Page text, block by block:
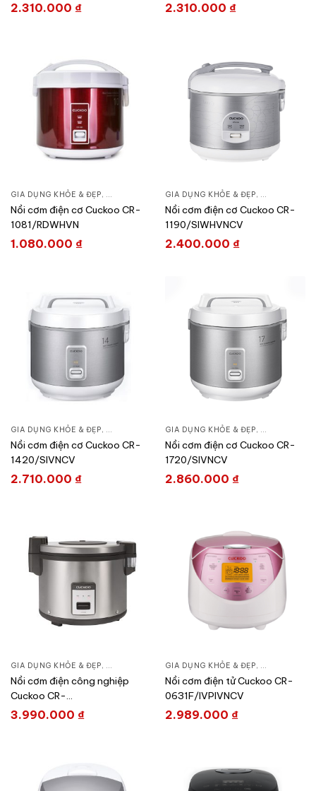
2.310.000 ₫ 2.310.000 ₫
GIA DỤNG KHỎE & ĐẸP, NỒI - ẤM - CA - BÌNH, NỒI CƠM ĐIỆN
Nồi cơm điện cơ Cuckoo CR-
1081/RDWHVN
1.080.000 ₫
GIA DỤNG KHỎE & ĐẸP,
Nồi cơm điện cơ Cuckoo CR-
1190/SIWHVNCV
2.400.000 ₫
GIA DỤNG KHỎE & ĐẸP, NỒI - ẤM - CA - BÌNH, NỒI CƠM ĐIỆN
Nồi cơm điện cơ Cuckoo CR-
1420/SIVNCV
2.710.000 ₫
GIA DỤNG KHỎE & ĐẸP, NỒI - ẤM -
Nồi cơm điện cơ Cuckoo CR-
1720/SIVNCV
2.860.000 ₫
GIA DỤNG KHỎE & ĐẸP, NỒI - ẤM - CA - BÌNH, NỒI CƠM ĐIỆN
Nồi cơm điện công nghiệp
Cuckoo CR-
3555/BKSTVNCRCV
3.990.000 ₫
GIA DỤNG KHỎE & ĐẸP, NỒI - ẤM -
Nồi cơm điện tử Cuckoo CR-
0631F/IVPIVNCV
2.989.000 ₫